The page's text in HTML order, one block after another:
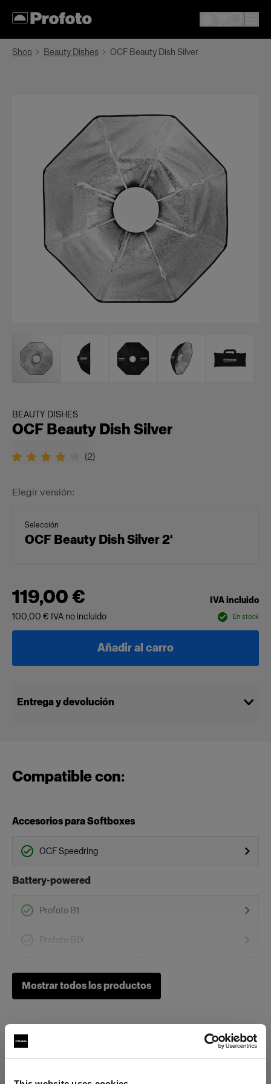
Shop Beauty Dishes OCF Beauty Dish Silver
BEAUTY DISHES
OCF Beauty Dish Silver
(2)
Elegir versión:
Selección
OCF Beauty Dish Silver 2'
119,00 €
IVA incluido
100,00 € IVA no incluido En stock
Añadir al carro
Entrega y devolución
Compatible con:
Accesorios para Softboxes
OCF Speedring
Battery-powered
Profoto B1
Profoto B1X
Profoto B10
Profoto B10X & B10X Plus
Mostrar todos los productos